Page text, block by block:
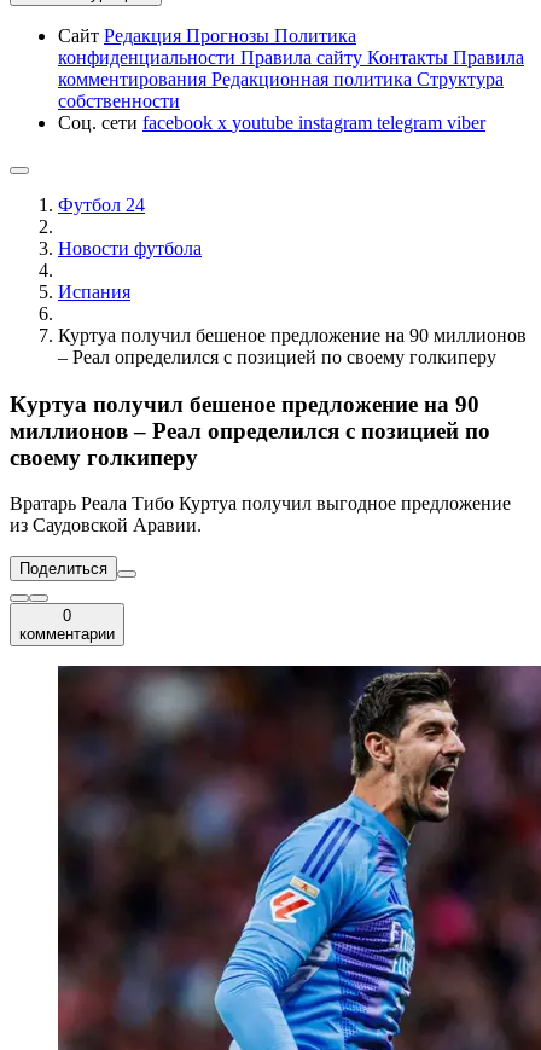
Сайт Редакция Прогнозы Политика
конфиденциальности Правила сайту Контакты Правила
комментирования Редакционная политика Структура
собственности
Соц. сети facebook x youtube instagram telegram viber
Футбол 24
Новости футбола
Испания
Куртуа получил бешеное предложение на 90 миллионов
– Реал определился с позицией по своему голкиперу
Куртуа получил бешеное предложение на 90
миллионов – Реал определился с позицией по
своему голкиперу
Вратарь Реала Тибо Куртуа получил выгодное предложение
из Саудовской Аравии.
Поделиться
0
комментарии